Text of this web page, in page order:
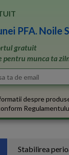
PFA. Noile
gratuit
pentru munca ta
despre
Stabilirea